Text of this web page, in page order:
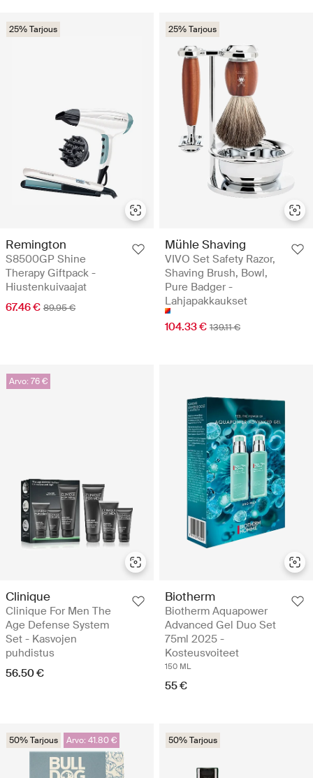
25% Tarjous
Remington
S8500GP Shine
Therapy Giftpack -
Hiustenkuivaajat
67.46 € 89.95 €
25% Tarjous
Mühle Shaving
VIVO Set Safety Razor,
Shaving Brush, Bowl,
Pure Badger -
Lahjapakkaukset
104.33 € 139.11 €
Arvo: 76 €
Clinique
Clinique For Men The
Age Defense System
Set - Kasvojen
puhdistus
56.50 €
Biotherm
Biotherm Aquapower
Advanced Gel Duo Set
75ml 2025 -
Kosteusvoiteet
150 ML
55 €
50% Tarjous Arvo: 41.80 € 50% Tarjous